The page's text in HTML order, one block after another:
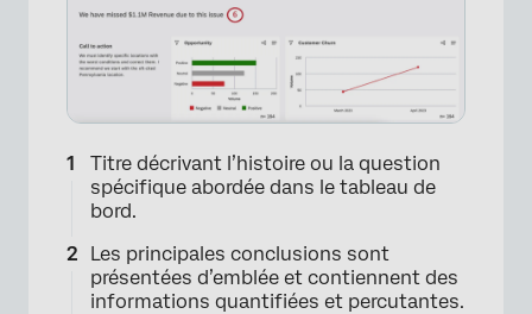
Titre décrivant l’histoire ou la question
spécifique abordée dans le tableau de
bord.
Les principales conclusions sont
présentées d’emblée et contiennent des
informations quantifiées et percutantes.